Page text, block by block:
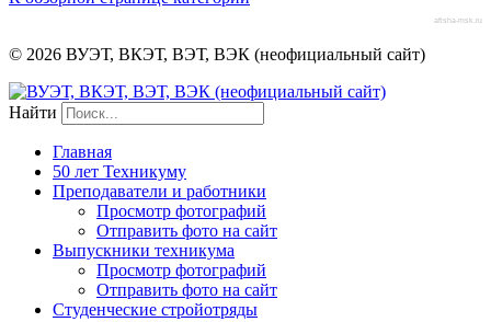
afisha-msk.ru
© 2026 ВУЭТ, ВКЭТ, ВЭТ, ВЭК (неофициальный сайт)
Найти
Главная
50 лет Техникуму
Преподаватели и работники
Просмотр фотографий
Отправить фото на сайт
Выпускники техникума
Просмотр фотографий
Отправить фото на сайт
Студенческие стройотряды